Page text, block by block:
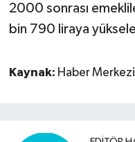
2000 sonrası
bin 790 liraya
Kaynak: Haber Merkezi